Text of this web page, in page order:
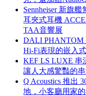
Sennheiser 新旗
耳夾式耳機
TAA音響展
DALI PHANTOM
Hi-Fi表現的嵌入
KEF LS LUXE 串
讓人大感驚豔的
Q Acoustics 推出
地，小客廳用家